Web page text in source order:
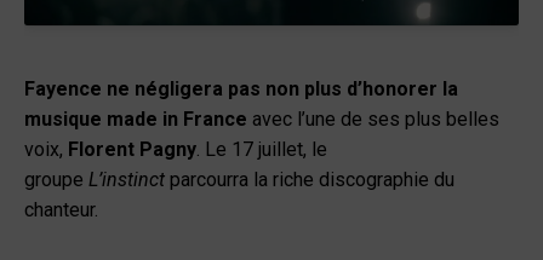
Fayence ne négligera pas non plus d’honorer la
musique made in France avec l’une de ses plus belles
voix, Florent Pagny. Le 17 juillet, le
groupe L’instinct parcourra la riche discographie du
chanteur.